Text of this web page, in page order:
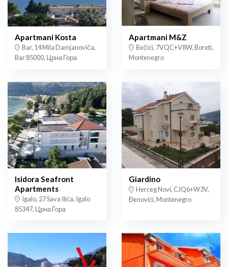
Apartmani Kosta
Bar, 14 Mila Damjanoviča,
Bar 85000, Црна Гора
Apartmani M&Z
Bečići, 7VQC+V8W, Boreti,
Montenegro
Isidora Seafront
Apartments
Igalo, 27 Sava Ilića, Igalo
85347, Црна Гора
Giardino
Herceg Novi, CJQ6+W3V,
Đenovići, Montenegro